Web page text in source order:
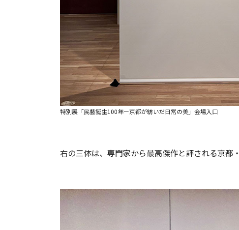
特別展「民藝誕生100年ー京都が紡いだ日常の美」会場入口
右の三体は、専門家から最高傑作と評される京都